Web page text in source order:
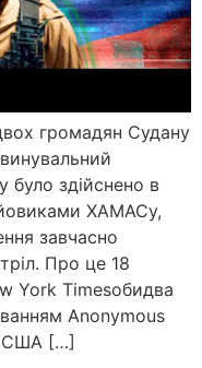
громадян Судану
було здійснено в
ХАМАСу,
завчасно
Про це 18
York Timesобидва
Anonymous
США […]